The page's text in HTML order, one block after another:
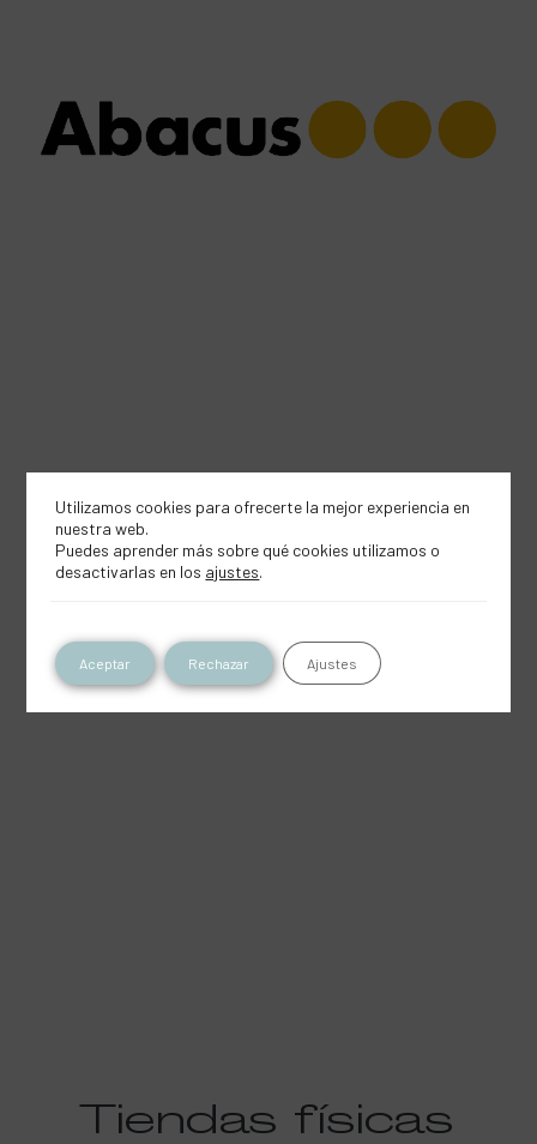
Tiendas físicas
Utilizamos cookies para ofrecerte la mejor experiencia en
nuestra web.
Puedes aprender más sobre qué cookies utilizamos o
desactivarlas en los ajustes.
Aceptar Rechazar Ajustes